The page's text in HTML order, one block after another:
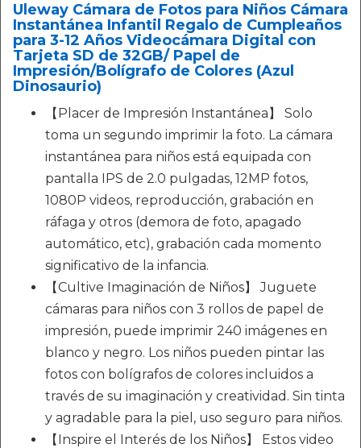
Uleway Cámara de Fotos para Niños Cámara
Instantánea Infantil Regalo de Cumpleaños
para 3-12 Años Videocámara Digital con
Tarjeta SD de 32GB/ Papel de
Impresión/Bolígrafo de Colores (Azul
Dinosaurio)
【Placer de Impresión Instantánea】 Solo
toma un segundo imprimir la foto. La cámara
instantánea para niños está equipada con
pantalla IPS de 2.0 pulgadas, 12MP fotos,
1080P videos, reproducción, grabación en
ráfaga y otros (demora de foto, apagado
automático, etc), grabación cada momento
significativo de la infancia.
【Cultive Imaginación de Niños】 Juguete
cámaras para niños con 3 rollos de papel de
impresión, puede imprimir 240 imágenes en
blanco y negro. Los niños pueden pintar las
fotos con bolígrafos de colores incluidos a
través de su imaginación y creatividad. Sin tinta
y agradable para la piel, uso seguro para niños.
【Inspire el Interés de los Niños】 Estos video